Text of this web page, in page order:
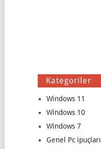
Kategoriler
Windows 11
Windows 10
Windows 7
Genel Pc ipuçları